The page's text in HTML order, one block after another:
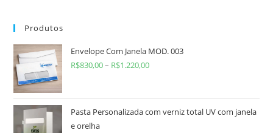
Produtos
Envelope Com Janela MOD. 003
R$830,00– R$1.220,00
Pasta Personalizada com verniz total UV com janela
e orelha